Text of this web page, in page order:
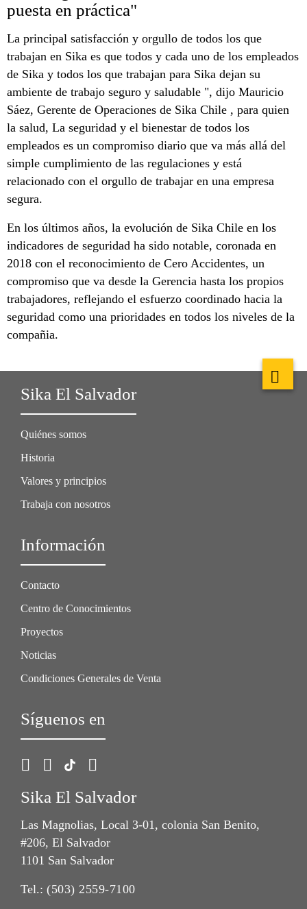
puesta en práctica"
La principal satisfacción y orgullo de todos los que
trabajan en Sika es que todos y cada uno de los empleados
de Sika y todos los que trabajan para Sika dejan su
ambiente de trabajo seguro y saludable ", dijo Mauricio
Sáez, Gerente de Operaciones de Sika Chile , para quien
la salud, La seguridad y el bienestar de todos los
empleados es un compromiso diario que va más allá del
simple cumplimiento de las regulaciones y está
relacionado con el orgullo de trabajar en una empresa
segura.
En los últimos años, la evolución de Sika Chile en los
indicadores de seguridad ha sido notable, coronada en
2018 con el reconocimiento de Cero Accidentes, un
compromiso que va desde la Gerencia hasta los propios
trabajadores, reflejando el esfuerzo coordinado hacia la
seguridad como una prioridades en todos los niveles de la
compañia.
Sika El Salvador
Quiénes somos
Historia
Valores y principios
Trabaja con nosotros
Información
Contacto
Centro de Conocimientos
Proyectos
Noticias
Condiciones Generales de Venta
Síguenos en
Sika El Salvador
Las Magnolias, Local 3-01, colonia San Benito,
#206, El Salvador
1101 San Salvador
Tel.: (503) 2559-7100